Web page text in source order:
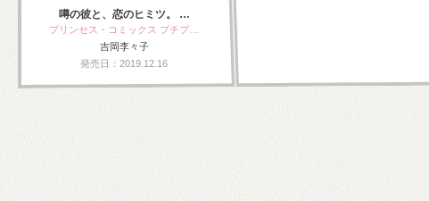
噂の彼と、恋のヒミツ。 …
プリンセス・コミックス プチプ…
吉岡李々子
発売日：2019.12.16